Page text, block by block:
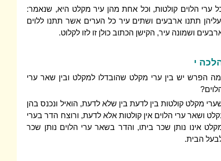
ערי הלוים קולטות, וכל אחת מהן עיר מקלט היא, שנאמר:
תתנו ארבעים ושתים עיר כל הערים אשר תתנו ללוים
ושמונה עיר, הקישן הכתוב כולן זו לזו לקלוט.
י
הפרש יש בין ערי מקלט שהובדלו למקלט ובין שאר ערי
מקלט קולטות בין לדעת בין שלא לדעת, הואיל ונכנס בהן
ושאר ערי הלוים אין קולטות אלא לדעת, ורוצח הדר בערי
אינו נותן שכר ביתו, והדר בשאר ערי הלוים נותן שכר
הבית.